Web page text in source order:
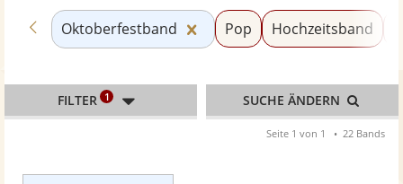
Zurück zu «Bands & Ensembles»
Oktoberfestband Kategorie
Pop Hochzeitsband
FILTER 1 SUCHE ÄNDERN
Seite 1 von 1 22 Bands